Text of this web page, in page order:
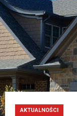
AKTUALNOŚCI